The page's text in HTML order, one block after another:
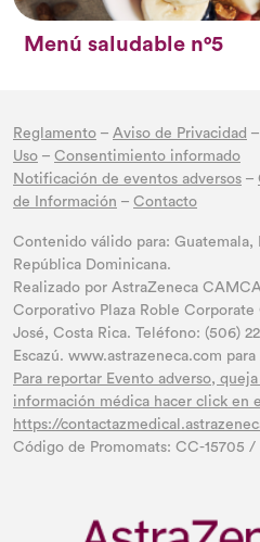
Menú saludable n°5
Reglamento – Aviso de Privacidad –
Uso – Consentimiento informado
Notificación de eventos adversos –
de Información – Contacto
Contenido válido para: Guatemala,
República Dominicana.
Realizado por AstraZeneca
Corporativo Plaza Roble Corporate
José, Costa Rica. Teléfono: (506)
Escazú. www.astrazeneca.com
Para reportar Evento adverso,
información médica hacer click en
https://
Código de Promomats: CC-15705 /